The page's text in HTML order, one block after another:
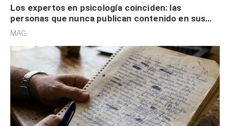
Los expertos en psicología coinciden: las
personas que nunca publican contenido en sus
redes sociales no pretenden buscar validación
MAG.